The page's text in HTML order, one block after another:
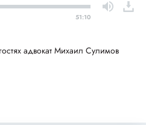
51:10
адвокат Михаил Сулимов